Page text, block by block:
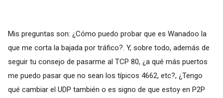
Mis preguntas son: ¿Cómo puedo probar que es Wanadoo la
que me corta la bajada por tráfico?. Y, sobre todo, además de
seguir tu consejo de pasarme al TCP 80, ¿a qué más puertos
me puedo pasar que no sean los típicos 4662, etc?, ¿Tengo
qué cambiar el UDP también o es signo de que estoy en P2P